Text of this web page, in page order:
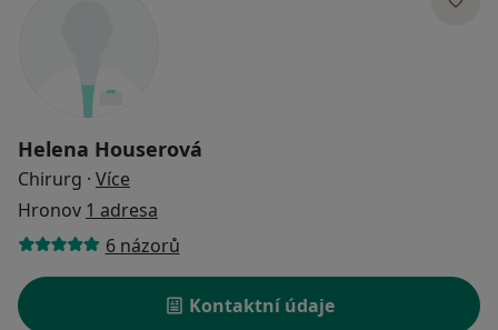
Helena Houserová
Chirurg · Více
Hronov 1 adresa
6 názorů
Kontaktní údaje